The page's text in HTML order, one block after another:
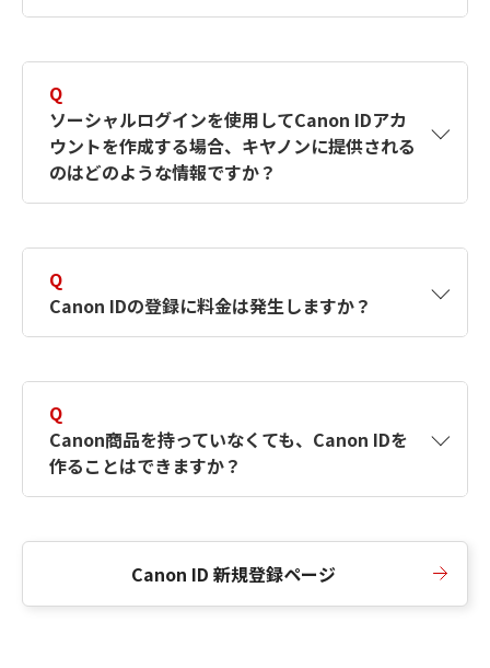
す。詳しい作成方法は【カメラ】Canon IDとは
何ですか？Canon IDの作成方法は？をご確認く
ださい。
Q
ソーシャルログインを使用してCanon IDアカ
ウントを作成する場合、キヤノンに提供される
のはどのような情報ですか？
択したサービスから取得します。アカウントを
簡単に作成できるように、この情報を使用して
Canon IDの登録フォームを入力します。
Q
Canon IDの登録に料金は発生しますか？
Q
Canon商品を持っていなくても、Canon IDを
作ることはできますか？
Canon ID 新規登録ページ